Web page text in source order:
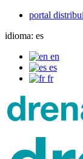
portal
idioma: es
en
es
fr